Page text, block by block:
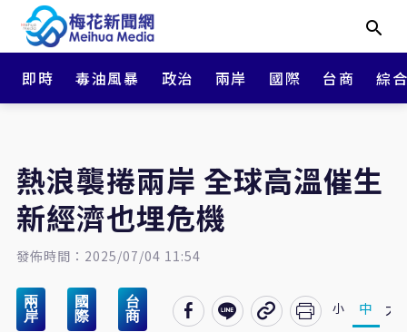
即時 毒油風暴 政治 兩岸 國際 台商 綜
熱浪襲捲兩岸 全球高溫催生
新經濟也埋危機
發佈時間：2025/07/04 11:54
兩
岸
國
際
台
商
小 中 大